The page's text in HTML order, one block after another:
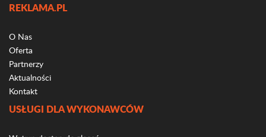
REKLAMA.PL
O Nas
Oferta
Partnerzy
Aktualności
Kontakt
USŁUGI DLA WYKONAWCÓW